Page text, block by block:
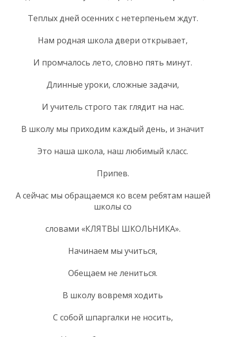
Теплых дней осенних с нетерпеньем ждут.
Нам родная школа двери открывает,
И промчалось лето, словно пять минут.
Длинные уроки, сложные задачи,
И учитель строго так глядит на нас.
В школу мы приходим каждый день, и значит
Это наша школа, наш любимый класс.
Припев.
А сейчас мы обращаемся ко всем ребятам нашей
школы со
словами «КЛЯТВЫ ШКОЛЬНИКА».
Начинаем мы учиться,
Обещаем не лениться.
В школу вовремя ходить
С собой шпаргалки не носить,